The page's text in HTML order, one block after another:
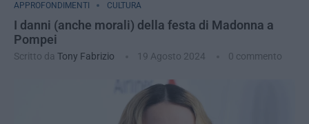
APPROFONDIMENTI CULTURA
I danni (anche morali) della festa di Madonna a
Pompei
Scritto da Tony Fabrizio 19 Agosto 2024 0 commento